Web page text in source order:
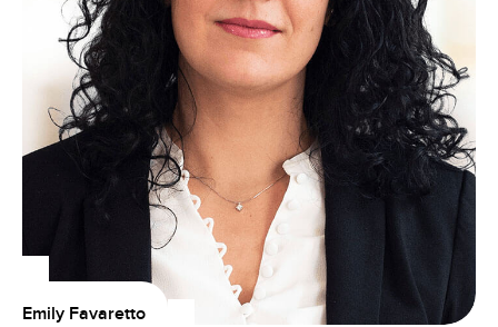
Emily Favaretto